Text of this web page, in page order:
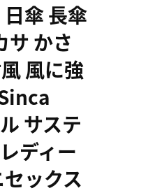
傘 長傘
サ かさ
風に強
サステ
ディー
ックス